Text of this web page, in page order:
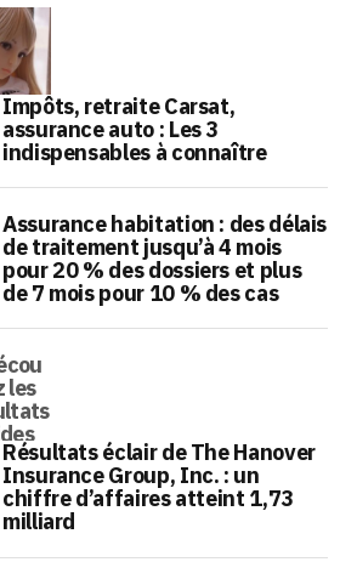
Impôts, retraite Carsat,
assurance auto : Les 3
indispensables à connaître
Assurance habitation : des délais
de traitement jusqu’à 4 mois
pour 20 % des dossiers et plus
de 7 mois pour 10 % des cas
Résultats éclair de The Hanover
Insurance Group, Inc. : un
chiffre d’affaires atteint 1,73
milliard